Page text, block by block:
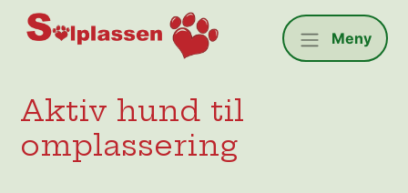
Solplassen
Meny
Aktiv hund til
omplassering